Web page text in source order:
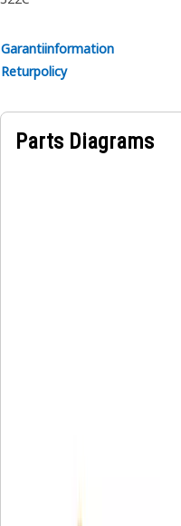
Garantiinformation
Returpolicy
Parts Diagrams